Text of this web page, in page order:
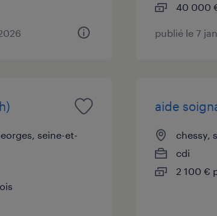
40 000
publié le 7
seine-et-
aide
chessy,
cdi
2 100 €